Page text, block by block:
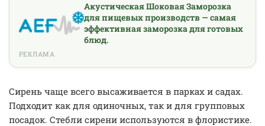
Акустическая Шоковая Заморозка
для пищевых производств — самая
эффективная заморозка для готовых
блюд.
РЕКЛАМА
Сирень чаще всего высаживается в парках и садах.
Подходит как для одиночных, так и для групповых
посадок. Стебли сирени используются в флористике.